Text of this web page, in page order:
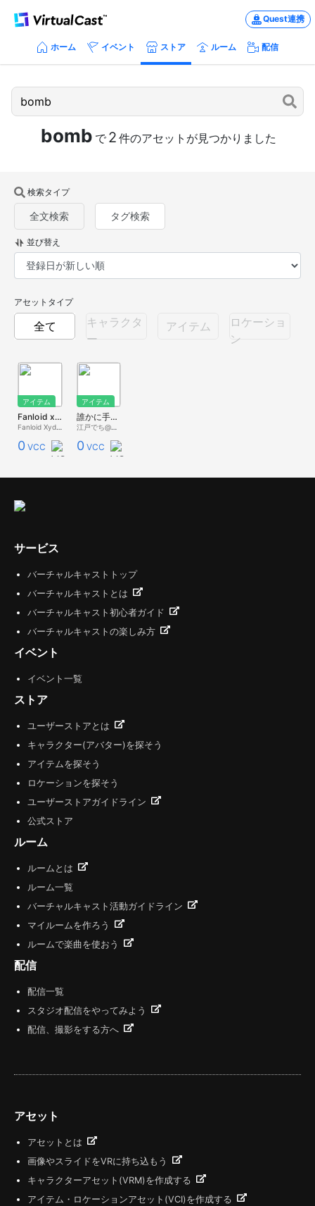
Quest連携
ホーム イベント ストア ルーム 配信
bomb で 2 件のアセットが見つかりました
検索タイプ
全文検索 タグ検索
並び替え
アセットタイプ
全て
キャラクタ
ー
アイテム
ロケーショ
ン
アイテム
Fanloid xydrick frutiger aero
0 VCC
アイテム
誰かに手渡せる10s時限爆弾
江戸でち@紅氷菓
0 VCC
サービス
バーチャルキャストトップ
バーチャルキャストとは
バーチャルキャスト初心者ガイド
バーチャルキャストの楽しみ方
イベント
イベント一覧
ストア
ユーザーストアとは
キャラクター(アバター)を探そう
アイテムを探そう
ロケーションを探そう
ユーザーストアガイドライン
公式ストア
ルーム
ルームとは
ルーム一覧
バーチャルキャスト活動ガイドライン
マイルームを作ろう
ルームで楽曲を使おう
配信
配信一覧
スタジオ配信をやってみよう
配信、撮影をする方へ
アセット
アセットとは
画像やスライドをVRに持ち込もう
キャラクターアセット(VRM)を作成する
アイテム・ロケーションアセット(VCI)を作成する